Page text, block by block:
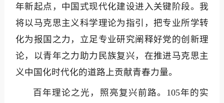
年新起点，中国式现代化建设进入关键阶段。我
将以马克思主义科学理论为指引，把专业所学转
化为报国之力，立足专业研究阐释好党的创新理
论，以青年之力助力民族复兴，在推进马克思主
义中国化时代化的道路上贡献青春力量。
百年理论之光，照亮复兴前路。105年的实